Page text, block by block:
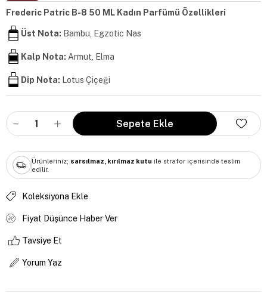
Frederic Patric B-8 50 ML Kadın Parfümü Özellikleri
Üst Nota: Bambu, Egzotic Nas
Kalp Nota: Armut, Elma
Dip Nota: Lotus Çiçeği
Ürünleriniz; sarsılmaz, kırılmaz kutu ile strafor içerisinde teslim
edilir.
Koleksiyona Ekle
Fiyat Düşünce Haber Ver
Tavsiye Et
Yorum Yaz